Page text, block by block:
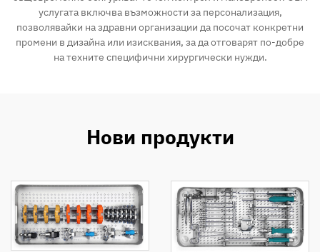
услугата включва възможности за персонализация,
позволявайки на здравни организации да посочат конкретни
промени в дизайна или изисквания, за да отговарят по-добре
на техните специфични хирургически нужди.
Нови продукти